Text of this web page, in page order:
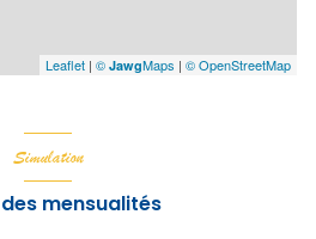
Leaflet | © JawgMaps | © OpenStreetMap
Simulation
mensualités